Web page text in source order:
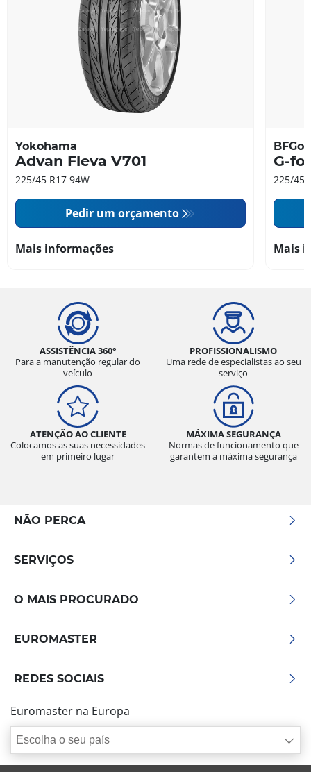
Yokohama
Advan Fleva V701
225/45 R17 94W
Pedir um orçamento
Mais informações
G-
225/45
Mais
ASSISTÊNCIA 360°
Para a manutenção regular do
veículo
PROFISSIONALISMO
Uma rede de especialistas ao seu
serviço
ATENÇÃO AO CLIENTE
Colocamos as suas necessidades
em primeiro lugar
MÁXIMA SEGURANÇA
Normas de funcionamento que
garantem a máxima segurança
NÃO PERCA
SERVIÇOS
O MAIS PROCURADO
EUROMASTER
REDES SOCIAIS
Euromaster na Europa
Escolha o seu país